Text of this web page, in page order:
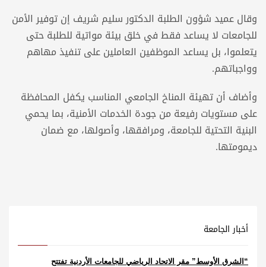
وقال عميد شؤون الطلبة الدكتور سليم شريف إن توفير الأمن
للجامعات لا يساعد فقط في خلق بيئة مواتية للطلبة حتى
يتعلموا، بل يساعد الموظفين العاملين على تنفيذ مهاهم
وواجباتهم.
وأضاف أن تهيئة المناخ الجامعي المناسب يكفل المحافظة
على مستويات رفيعة من جودة الخدمات الأمنية، بما يحمي
البنية التحتية للجامعة، ومرافقها، وأصولها، مع ضمان
ديمومتها.
أخبار الجامعة
“الشرق الأوسط” مقر الاتحاد الرياضي للجامعات الأردنية تفتتح